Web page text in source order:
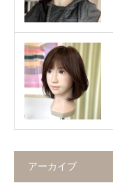
アーカイブ